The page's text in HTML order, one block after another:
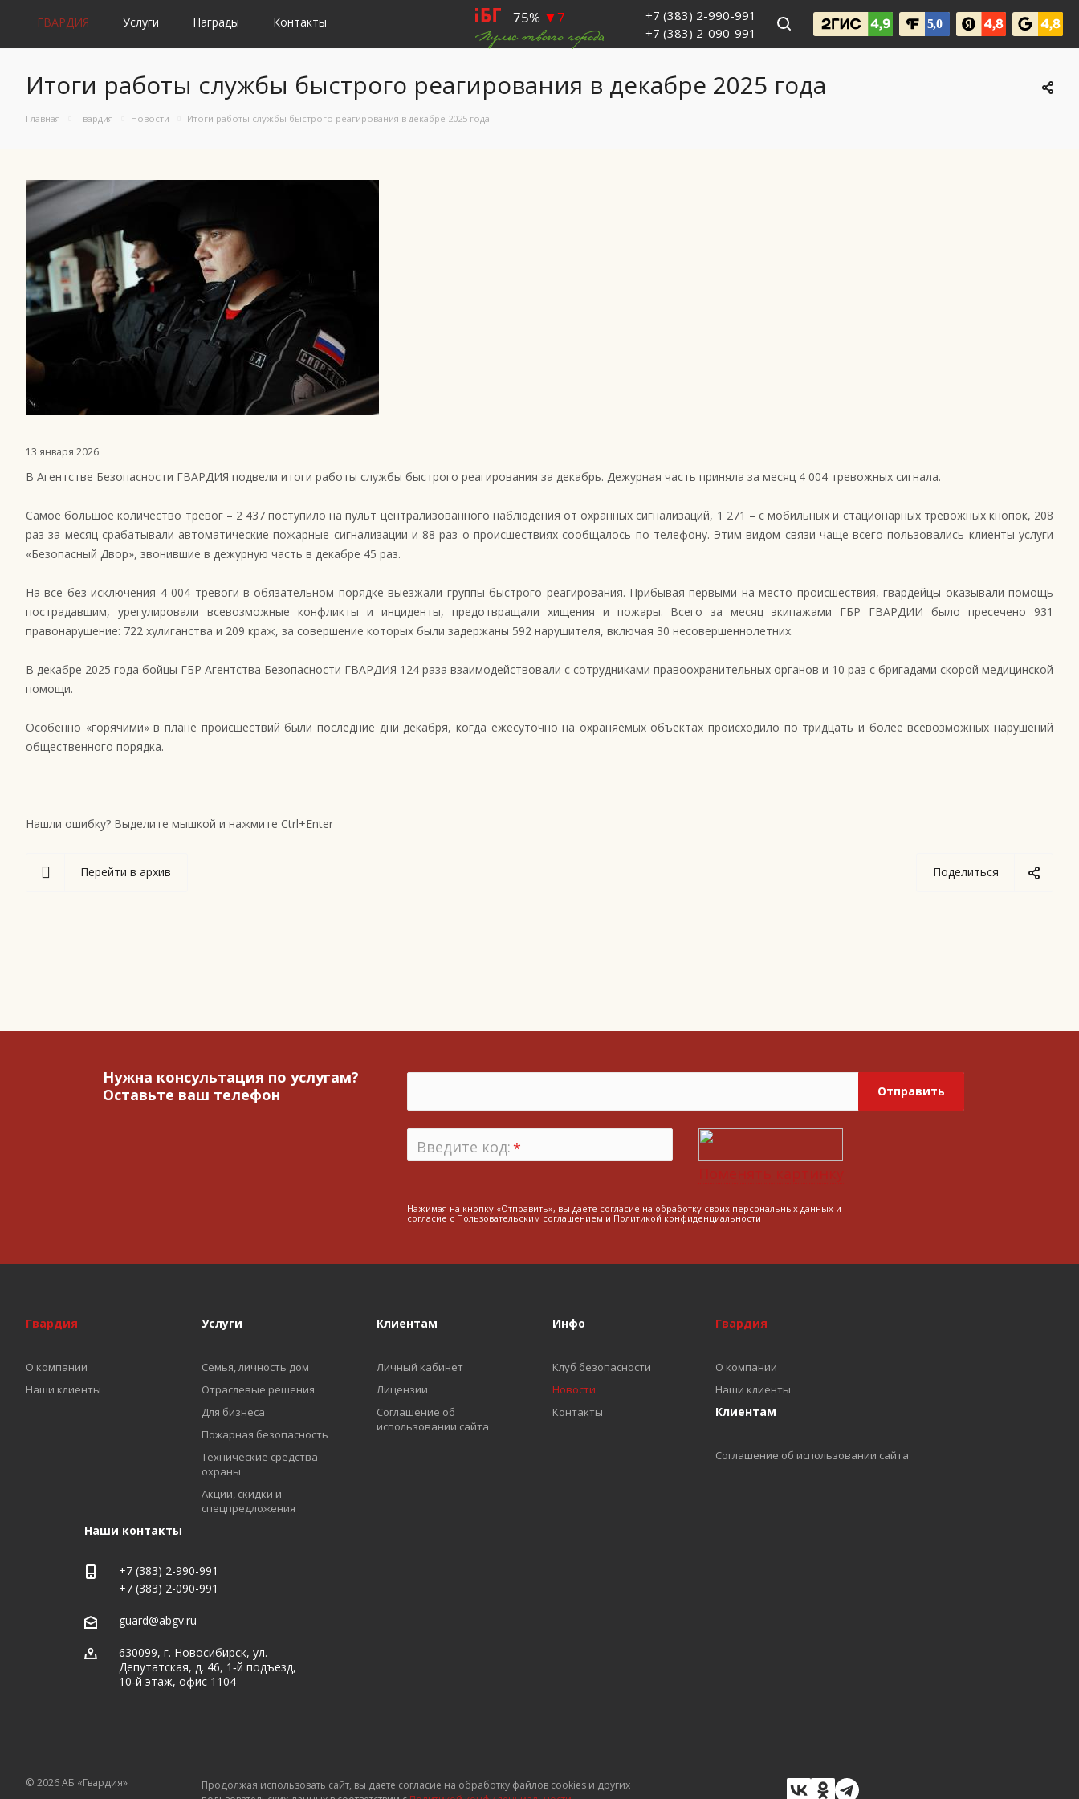
ГВАРДИЯ Услуги Награды Контакты
+7 (383) 2-990-991
+7 (383) 2-090-991
Итоги работы службы быстрого реагирования в декабре 2025 года
Главная Гвардия Новости Итоги работы службы быстрого реагирования в декабре 2025 года
13 января 2026
В Агентстве Безопасности ГВАРДИЯ подвели итоги работы службы быстрого реагирования за декабрь. Дежурная часть приняла за месяц 4 004 тревожных сигнала.
Самое большое количество тревог – 2 437 поступило на пульт централизованного наблюдения от охранных сигнализаций, 1 271 – с мобильных и стационарных тревожных кнопок, 208
раз за месяц срабатывали автоматические пожарные сигнализации и 88 раз о происшествиях сообщалось по телефону. Этим видом связи чаще всего пользовались клиенты услуги
«Безопасный Двор», звонившие в дежурную часть в декабре 45 раз.
На все без исключения 4 004 тревоги в обязательном порядке выезжали группы быстрого реагирования. Прибывая первыми на место происшествия, гвардейцы оказывали помощь
пострадавшим, урегулировали всевозможные конфликты и инциденты, предотвращали хищения и пожары. Всего за месяц экипажами ГБР ГВАРДИИ было пресечено 931
правонарушение: 722 хулиганства и 209 краж, за совершение которых были задержаны 592 нарушителя, включая 30 несовершеннолетних.
В декабре 2025 года бойцы ГБР Агентства Безопасности ГВАРДИЯ 124 раза взаимодействовали с сотрудниками правоохранительных органов и 10 раз с бригадами скорой медицинской
помощи.
Особенно «горячими» в плане происшествий были последние дни декабря, когда ежесуточно на охраняемых объектах происходило по тридцать и более всевозможных нарушений
общественного порядка.
Нашли ошибку? Выделите мышкой и нажмите Ctrl+Enter
Поделиться
Перейти в архив
Нужна консультация по услугам?
Оставьте ваш телефон
Отправить
Введите код:*
Поменять картинку
Нажимая на кнопку «Отправить», вы даете согласие на обработку своих персональных данных и
согласие с Пользовательским соглашением и Политикой конфиденциальности
Гвардия
О компании
Наши клиенты
Услуги
Семья, личность дом
Отраслевые решения
Для бизнеса
Пожарная безопасность
Технические средства
охраны
Акции, скидки и
спецпредложения
Клиентам
Личный кабинет
Лицензии
Соглашение об
использовании сайта
Инфо
Клуб безопасности
Новости
Контакты
Гвардия
О компании
Наши клиенты
Клиентам
Соглашение об использовании сайта
Наши контакты
+7 (383) 2-990-991
+7 (383) 2-090-991
guard@abgv.ru
630099, г. Новосибирск, ул.
Депутатская, д. 46, 1‑й подъезд,
10‑й этаж, офис 1104
© 2026 АБ «Гвардия»
Продолжая использовать сайт, вы даете согласие на обработку файлов сookies и других